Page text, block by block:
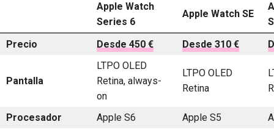
Apple Watch
Series 6
Apple Watch SE
Precio
Desde 450 € Desde 310 €
Pantalla
LTPO OLED
Retina, always-
on
LTPO OLED
Retina
Procesador Apple S6 Apple S5